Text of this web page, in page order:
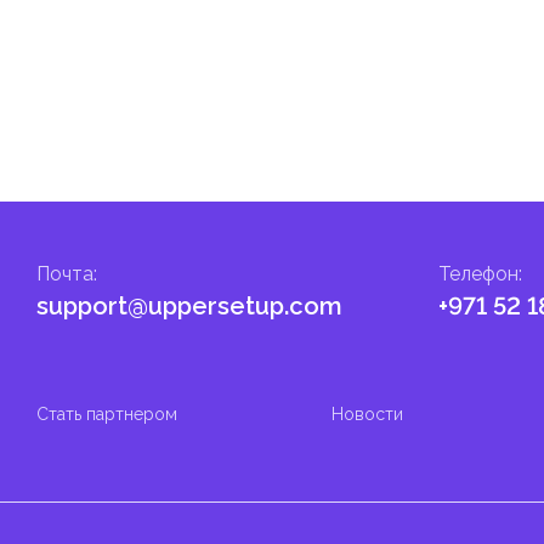
местные налоги и сборы в соответствии с их
Телефон:
+971 52
Почта:
support@uppersetup.com
Стать партнером Новости